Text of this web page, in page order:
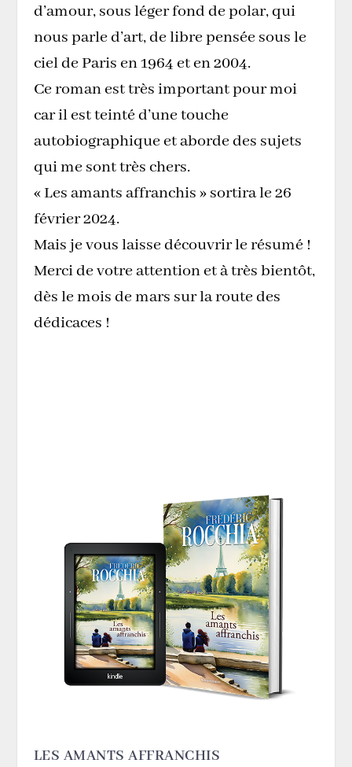
d’amour, sous léger fond de polar, qui
nous parle d’art, de libre pensée sous le
ciel de Paris en 1964 et en 2004.
Ce roman est très important pour moi
car il est teinté d’une touche
autobiographique et aborde des sujets
qui me sont très chers.
« Les amants affranchis » sortira le 26
février 2024.
Mais je vous laisse découvrir le résumé !
Merci de votre attention et à très bientôt,
dès le mois de mars sur la route des
dédicaces !
LES AMANTS AFFRANCHIS